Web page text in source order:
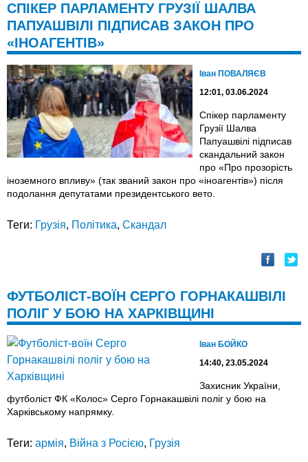
СПІКЕР ПАРЛАМЕНТУ ГРУЗІЇ ШАЛВА
ПАПУАШВІЛІ ПІДПИСАВ ЗАКОН ПРО
«ІНОАГЕНТІВ»
Іван ПОВАЛЯЄВ
12:01, 03.06.2024
Спікер парламенту
Грузії Шалва
Папуашвілі підписав
скандальний закон
про «Про прозорість
іноземного впливу» (так званий закон про «іноагентів») після
подолання депутатами президентського вето.
Теги: Грузія, Політика, Скандал
ФУТБОЛІСТ-ВОЇН СЕРГО ГОРНАКАШВІЛІ
ПОЛІГ У БОЮ НА ХАРКІВЩИНІ
Іван БОЙКО
14:40, 23.05.2024
Захисник України,
футболіст ФК «Колос» Серго Горнакашвілі поліг у бою на
Харківському напрямку.
Теги: армія, Війна з Росією, Грузія